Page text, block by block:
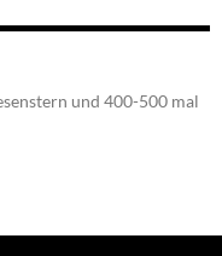
und 400-500 mal